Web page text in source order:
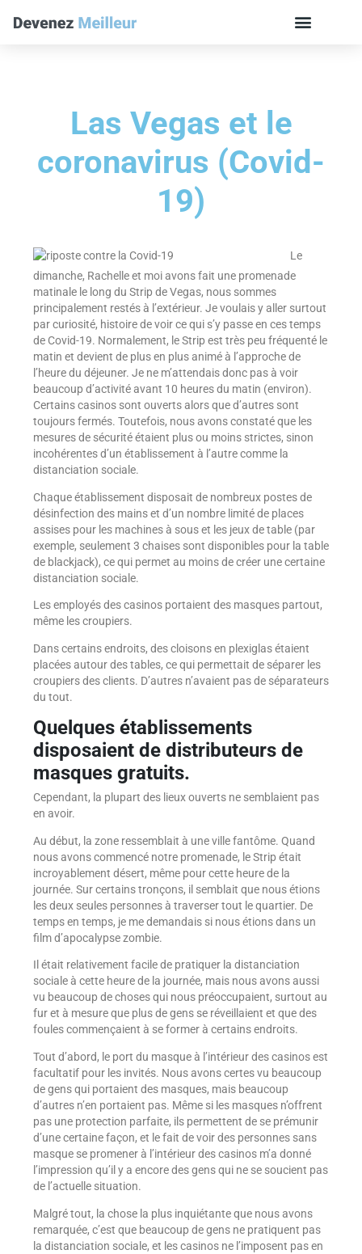
Las Vegas et le
coronavirus (Covid-
19)
Le
dimanche, Rachelle et moi avons fait une promenade
matinale le long du Strip de Vegas, nous sommes
principalement restés à l’extérieur. Je voulais y aller surtout
par curiosité, histoire de voir ce qui s’y passe en ces temps
de Covid-19. Normalement, le Strip est très peu fréquenté le
matin et devient de plus en plus animé à l’approche de
l’heure du déjeuner. Je ne m’attendais donc pas à voir
beaucoup d’activité avant 10 heures du matin (environ).
Certains casinos sont ouverts alors que d’autres sont
toujours fermés. Toutefois, nous avons constaté que les
mesures de sécurité étaient plus ou moins strictes, sinon
incohérentes d’un établissement à l’autre comme la
distanciation sociale.
Chaque établissement disposait de nombreux postes de
désinfection des mains et d’un nombre limité de places
assises pour les machines à sous et les jeux de table (par
exemple, seulement 3 chaises sont disponibles pour la table
de blackjack), ce qui permet au moins de créer une certaine
distanciation sociale.
Les employés des casinos portaient des masques partout,
même les croupiers.
Dans certains endroits, des cloisons en plexiglas étaient
placées autour des tables, ce qui permettait de séparer les
croupiers des clients. D’autres n’avaient pas de séparateurs
du tout.
Quelques établissements
disposaient de distributeurs de
masques gratuits.
Cependant, la plupart des lieux ouverts ne semblaient pas
en avoir.
Au début, la zone ressemblait à une ville fantôme. Quand
nous avons commencé notre promenade, le Strip était
incroyablement désert, même pour cette heure de la
journée. Sur certains tronçons, il semblait que nous étions
les deux seules personnes à traverser tout le quartier. De
temps en temps, je me demandais si nous étions dans un
film d’apocalypse zombie.
Il était relativement facile de pratiquer la distanciation
sociale à cette heure de la journée, mais nous avons aussi
vu beaucoup de choses qui nous préoccupaient, surtout au
fur et à mesure que plus de gens se réveillaient et que des
foules commençaient à se former à certains endroits.
Tout d’abord, le port du masque à l’intérieur des casinos est
facultatif pour les invités. Nous avons certes vu beaucoup
de gens qui portaient des masques, mais beaucoup
d’autres n’en portaient pas. Même si les masques n’offrent
pas une protection parfaite, ils permettent de se prémunir
d’une certaine façon, et le fait de voir des personnes sans
masque se promener à l’intérieur des casinos m’a donné
l’impression qu’il y a encore des gens qui ne se soucient pas
de l’actuelle situation.
Malgré tout, la chose la plus inquiétante que nous avons
remarquée, c’est que beaucoup de gens ne pratiquent pas
la distanciation sociale, et les casinos ne l’imposent pas en